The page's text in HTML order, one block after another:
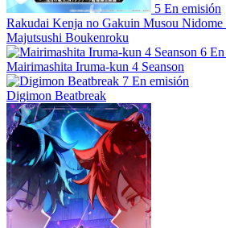
5 En emisión
Rakudai Kenja no Gakuin Musou Nidome
Majutsushi Boukenroku
6
Mairimashita Iruma-kun 4 Seanson
7 En emisión
Digimon Beatbreak